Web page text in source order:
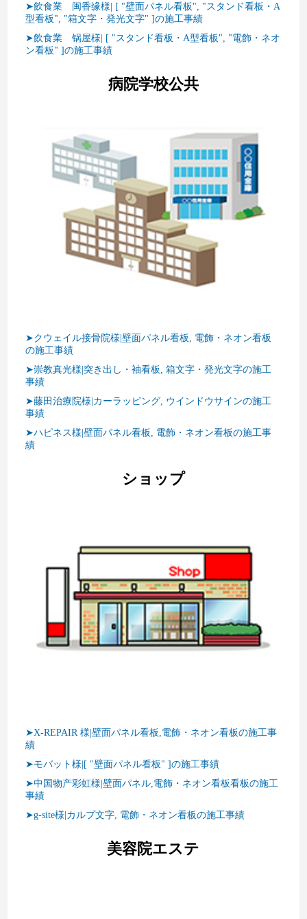
➤飲食業 闽香缘様| [ "壁面パネル看板", "スタンド看板・A
型看板", "箱文字・発光文字" ]の施工事績
➤飲食業 锅屋様| [ "スタンド看板・A型看板", "電飾・ネオ
ン看板" ]の施工事績
病院学校公共
➤クウェイル接骨院様|壁面パネル看板, 電飾・ネオン看板
の施工事績
➤崇教真光様|突き出し・袖看板, 箱文字・発光文字の施工
事績
➤藤田治療院様|カーラッピング, ウインドウサインの施工
事績
➤ハピネス様|壁面パネル看板, 電飾・ネオン看板の施工事
績
ショップ
➤X-REPAIR 様|壁面パネル看板,電飾・ネオン看板の施工事
績
➤モバット様|[ "壁面パネル看板" ]の施工事績
➤中国物产彩虹様|壁面パネル,電飾・ネオン看板看板の施工
事績
➤g-site様|カルプ文字, 電飾・ネオン看板の施工事績
美容院エステ